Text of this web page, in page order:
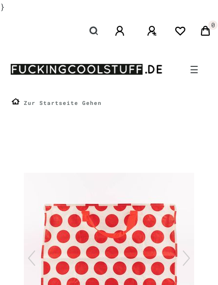
}
0
☰
Zur Startseite Gehen